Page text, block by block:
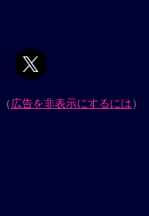
（広告を非表示にするには）